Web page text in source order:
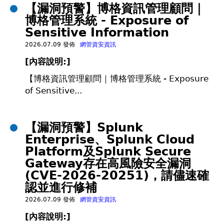
【漏洞預警】博格資訊管理顧問｜
博格管理系統 - Exposure of
Sensitive Information
2026.07.09 發佈 網管資安資訊
[內容說明:]
【博格資訊管理顧問｜博格管理系統 - Exposure
of Sensitive...
【漏洞預警】Splunk
Enterprise、Splunk Cloud
Platform及Splunk Secure
Gateway存在高風險安全漏洞
(CVE-2026-20251)，請儘速確
認並進行修補
2026.07.09 發佈 網管資安資訊
[內容說明:]